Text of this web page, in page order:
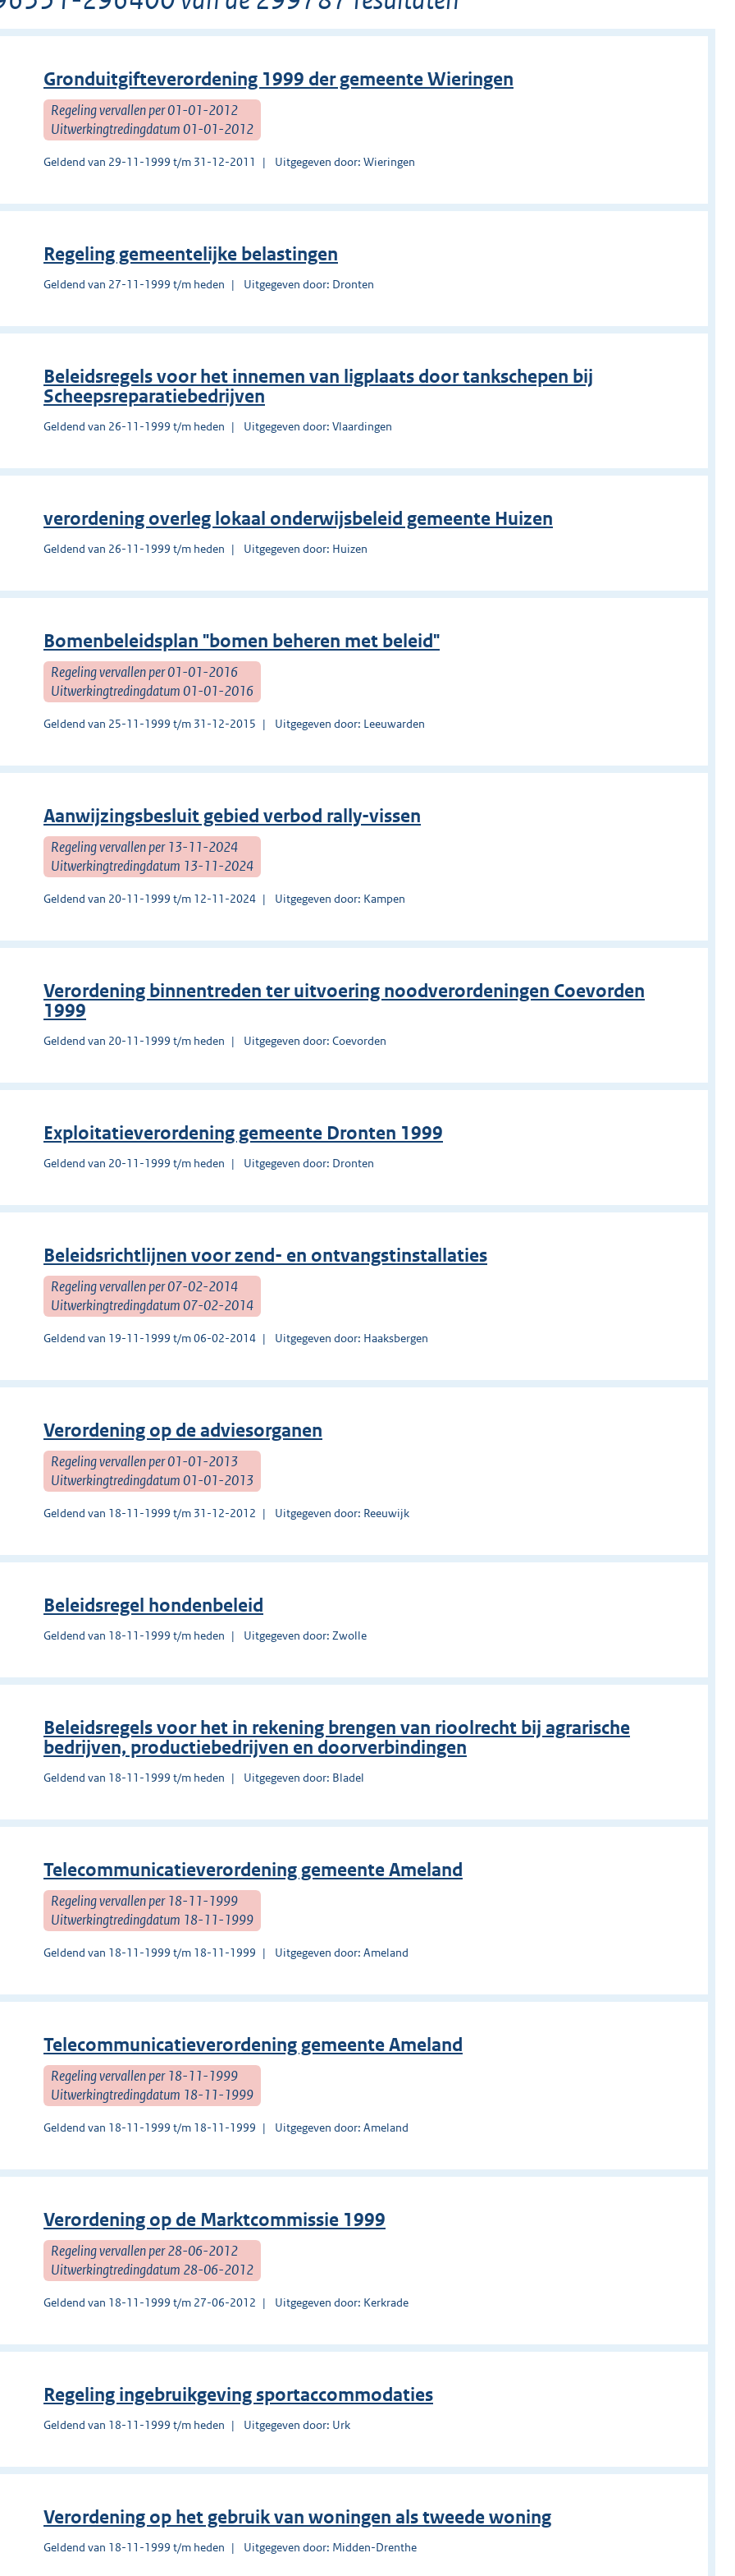
Gronduitgifteverordening 1999 der gemeente Wieringen
Regeling vervallen per 01-01-2012
Uitwerkingtredingdatum 01-01-2012
Geldend van 29-11-1999 t/m 31-12-2011 Uitgegeven door: Wieringen
Regeling gemeentelijke belastingen
Geldend van 27-11-1999 t/m heden Uitgegeven door: Dronten
Beleidsregels voor het innemen van ligplaats door tankschepen bij
Scheepsreparatiebedrijven
Geldend van 26-11-1999 t/m heden Uitgegeven door: Vlaardingen
verordening overleg lokaal onderwijsbeleid gemeente Huizen
Geldend van 26-11-1999 t/m heden Uitgegeven door: Huizen
Bomenbeleidsplan "bomen beheren met beleid"
Regeling vervallen per 01-01-2016
Uitwerkingtredingdatum 01-01-2016
Geldend van 25-11-1999 t/m 31-12-2015 Uitgegeven door: Leeuwarden
Aanwijzingsbesluit gebied verbod rally-vissen
Regeling vervallen per 13-11-2024
Uitwerkingtredingdatum 13-11-2024
Geldend van 20-11-1999 t/m 12-11-2024 Uitgegeven door: Kampen
Verordening binnentreden ter uitvoering noodverordeningen Coevorden
1999
Geldend van 20-11-1999 t/m heden Uitgegeven door: Coevorden
Exploitatieverordening gemeente Dronten 1999
Geldend van 20-11-1999 t/m heden Uitgegeven door: Dronten
Beleidsrichtlijnen voor zend- en ontvangstinstallaties
Regeling vervallen per 07-02-2014
Uitwerkingtredingdatum 07-02-2014
Geldend van 19-11-1999 t/m 06-02-2014 Uitgegeven door: Haaksbergen
Verordening op de adviesorganen
Regeling vervallen per 01-01-2013
Uitwerkingtredingdatum 01-01-2013
Geldend van 18-11-1999 t/m 31-12-2012 Uitgegeven door: Reeuwijk
Beleidsregel hondenbeleid
Geldend van 18-11-1999 t/m heden Uitgegeven door: Zwolle
Beleidsregels voor het in rekening brengen van rioolrecht bij agrarische
bedrijven, productiebedrijven en doorverbindingen
Geldend van 18-11-1999 t/m heden Uitgegeven door: Bladel
Telecommunicatieverordening gemeente Ameland
Regeling vervallen per 18-11-1999
Uitwerkingtredingdatum 18-11-1999
Geldend van 18-11-1999 t/m 18-11-1999 Uitgegeven door: Ameland
Telecommunicatieverordening gemeente Ameland
Regeling vervallen per 18-11-1999
Uitwerkingtredingdatum 18-11-1999
Geldend van 18-11-1999 t/m 18-11-1999 Uitgegeven door: Ameland
Verordening op de Marktcommissie 1999
Regeling vervallen per 28-06-2012
Uitwerkingtredingdatum 28-06-2012
Geldend van 18-11-1999 t/m 27-06-2012 Uitgegeven door: Kerkrade
Regeling ingebruikgeving sportaccommodaties
Geldend van 18-11-1999 t/m heden Uitgegeven door: Urk
Verordening op het gebruik van woningen als tweede woning
Geldend van 18-11-1999 t/m heden Uitgegeven door: Midden-Drenthe